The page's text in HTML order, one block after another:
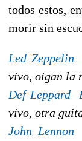
todos estos,
morir sin
Led Zeppelin
vivo, oigan la
Def Leppard 
vivo, otra
John Lennon